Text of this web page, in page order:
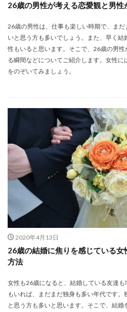
26歳の男性が考える恋愛観と男
26歳の男性は、仕事も楽しい時期で、ま
いと思う方も多いでしょう。また、早く
性もいると思います。そこで、26歳の男
る瞬間などについてご紹介します。女性
をのぞいてみましょう。
2020年4月13日
26歳の結婚に焦りを感じている女
方法
女性も26歳になると、結婚している友達
もいれば、まだまだ独身も多い年代です
と思う方も多いと思います。そこで、結